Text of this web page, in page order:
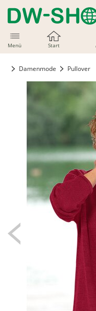
Menü Start
Damenmode Pullover